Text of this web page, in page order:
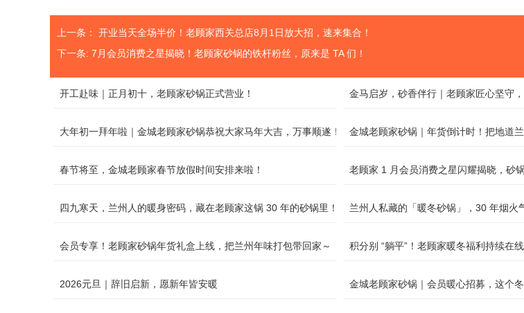
上一条： 开业当天全场半价！老顾家西关总店8月1日放大招，速来集合！
下一条: 7月会员消费之星揭晓！老顾家砂锅的铁杆粉丝，原来是 TA 们！
开工赴味｜正月初十，老顾家砂锅正式营业！ 金马启岁，砂香伴行｜老顾家匠心坚守
大年初一拜年啦｜金城老顾家砂锅恭祝大家马年大吉，万事顺遂！ 金城老顾家砂锅｜年货倒计时！把地道
春节将至，金城老顾家春节放假时间安排来啦！ 老顾家 1 月会员消费之星闪耀揭晓，砂
四九寒天，兰州人的暖身密码，藏在老顾家这锅 30 年的砂锅里！ 兰州人私藏的「暖冬砂锅」，30 年烟火
会员专享！老顾家砂锅年货礼盒上线，把兰州年味打包带回家～ 积分别 “躺平”！老顾家暖冬福利持续在线
2026元旦｜辞旧启新，愿新年皆安暖 金城老顾家砂锅｜会员暖心招募，这个